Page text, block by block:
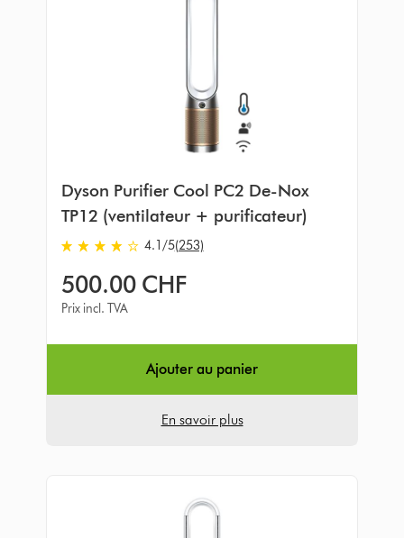
Dyson Purifier Cool PC2 De-Nox
TP12 (ventilateur + purificateur)
4.1
stars
out
of
from
4.1 /5(253)
500.00 CHF
Prix incl. TVA
Ajouter au panier
En savoir plus